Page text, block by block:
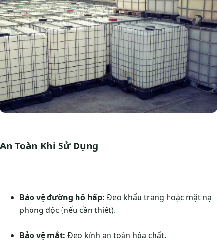
An Toàn Khi Sử Dụng
Bảo vệ đường hô hấp: Đeo khẩu trang hoặc mặt nạ
phòng độc (nếu cần thiết).
Bảo vệ mắt: Đeo kính an toàn hóa chất.